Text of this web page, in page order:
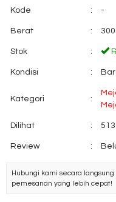
Kode : -
Berat :
Stok :
Kondisi :
Kategori :
Dilihat :
Review :
Hubungi kami secara langsung
pemesanan yang lebih cepat!